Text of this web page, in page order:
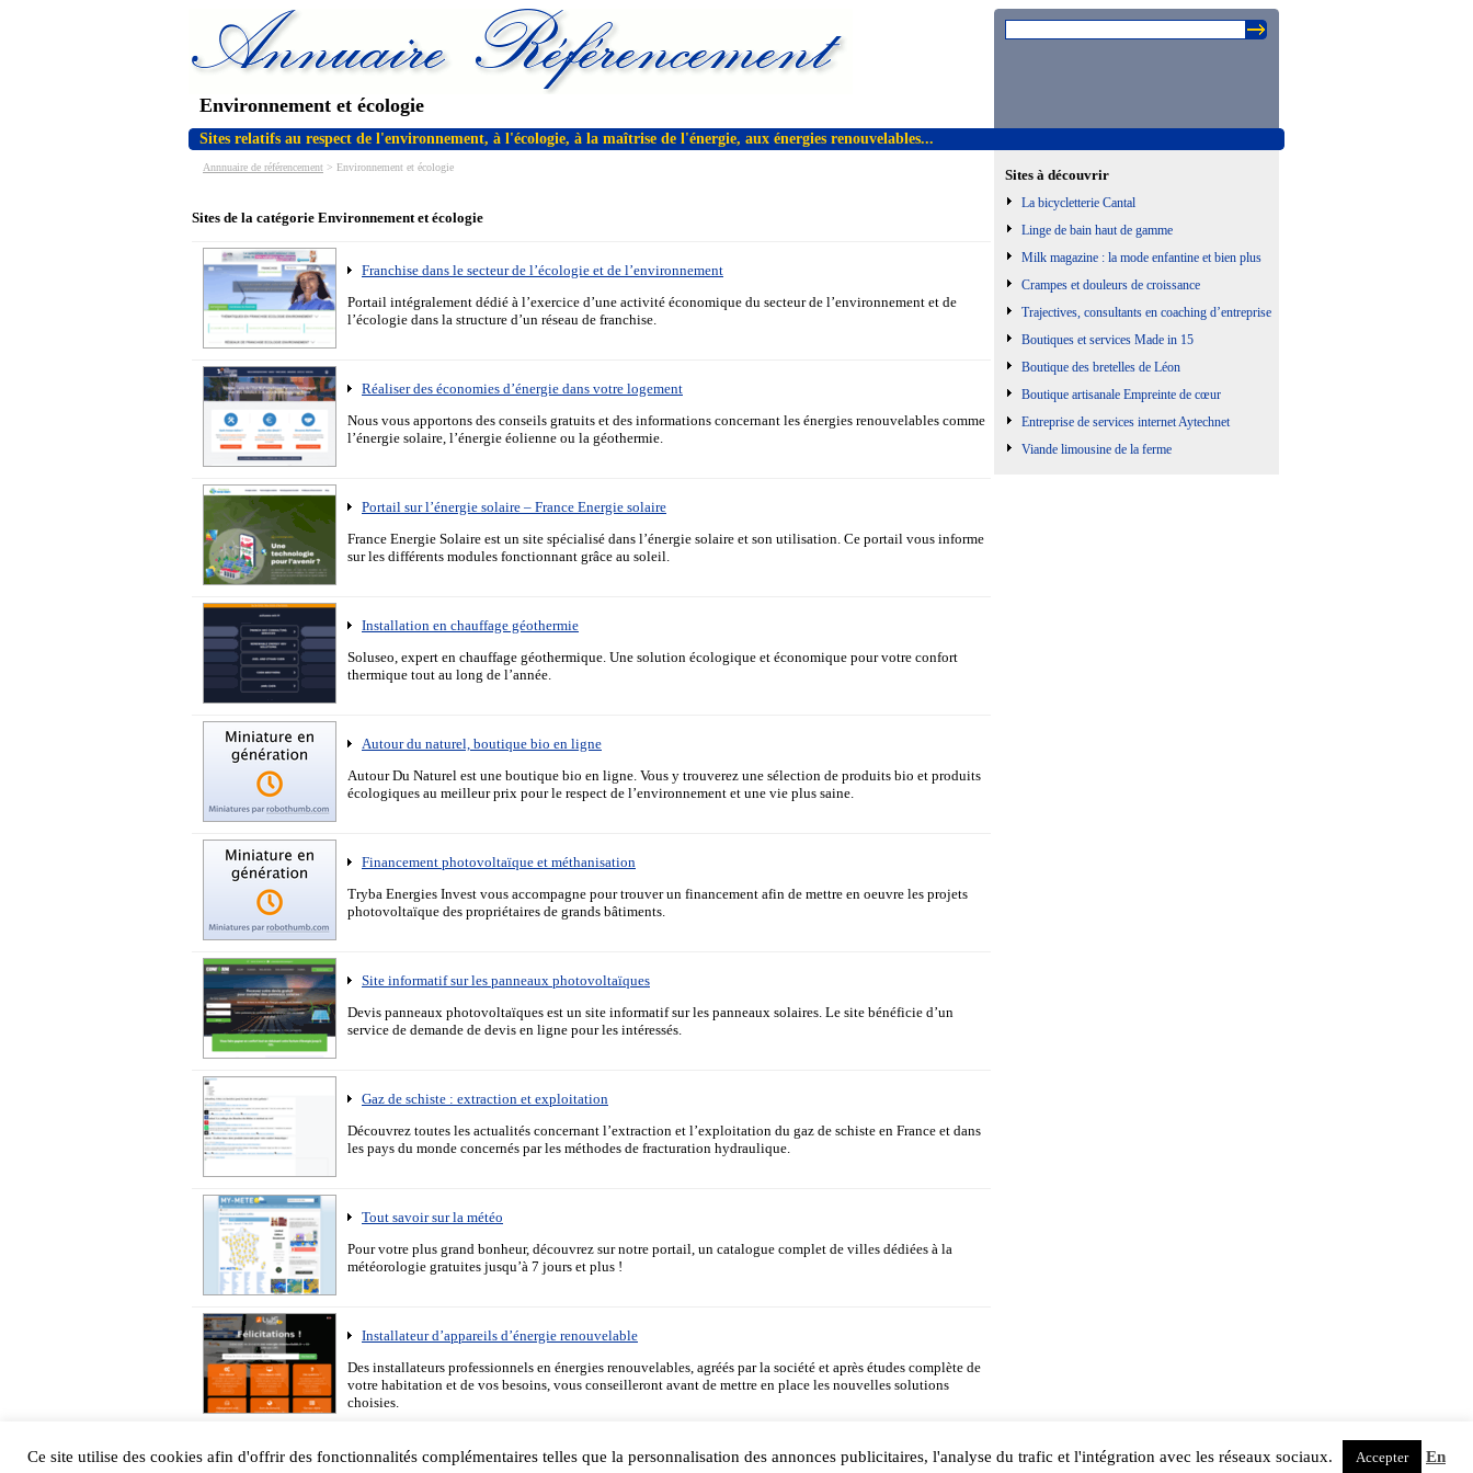
Environnement et écologie
Sites relatifs au respect de l'environnement, à l'écologie, à la maîtrise de l'énergie, aux énergies renouvelables...
Annnuaire de référencement > Environnement et écologie
Sites de la catégorie Environnement et écologie
Franchise dans le secteur de l’écologie et de l’environnement
Portail intégralement dédié à l’exercice d’une activité économique du secteur de l’environnement et de
l’écologie dans la structure d’un réseau de franchise.
Réaliser des économies d’énergie dans votre logement
Nous vous apportons des conseils gratuits et des informations concernant les énergies renouvelables comme
l’énergie solaire, l’énergie éolienne ou la géothermie.
Portail sur l’énergie solaire – France Energie solaire
France Energie Solaire est un site spécialisé dans l’énergie solaire et son utilisation. Ce portail vous informe
sur les différents modules fonctionnant grâce au soleil.
Installation en chauffage géothermie
Soluseo, expert en chauffage géothermique. Une solution écologique et économique pour votre confort
thermique tout au long de l’année.
Autour du naturel, boutique bio en ligne
Autour Du Naturel est une boutique bio en ligne. Vous y trouverez une sélection de produits bio et produits
écologiques au meilleur prix pour le respect de l’environnement et une vie plus saine.
Financement photovoltaïque et méthanisation
Tryba Energies Invest vous accompagne pour trouver un financement afin de mettre en oeuvre les projets
photovoltaïque des propriétaires de grands bâtiments.
Site informatif sur les panneaux photovoltaïques
Devis panneaux photovoltaïques est un site informatif sur les panneaux solaires. Le site bénéficie d’un
service de demande de devis en ligne pour les intéressés.
Gaz de schiste : extraction et exploitation
Découvrez toutes les actualités concernant l’extraction et l’exploitation du gaz de schiste en France et dans
les pays du monde concernés par les méthodes de fracturation hydraulique.
Tout savoir sur la météo
Pour votre plus grand bonheur, découvrez sur notre portail, un catalogue complet de villes dédiées à la
météorologie gratuites jusqu’à 7 jours et plus !
Installateur d’appareils d’énergie renouvelable
Des installateurs professionnels en énergies renouvelables, agréés par la société et après études complète de
votre habitation et de vos besoins, vous conseilleront avant de mettre en place les nouvelles solutions
choisies.
Sites à découvrir
La bicycletterie Cantal
Linge de bain haut de gamme
Milk magazine : la mode enfantine et bien plus
Crampes et douleurs de croissance
Trajectives, consultants en coaching d’entreprise
Boutiques et services Made in 15
Boutique des bretelles de Léon
Boutique artisanale Empreinte de cœur
Entreprise de services internet Aytechnet
Viande limousine de la ferme
Ce site utilise des cookies afin d'offrir des fonctionnalités complémentaires telles que la personnalisation des annonces publicitaires, l'analyse du trafic et l'intégration avec les réseaux sociaux. Accepter En